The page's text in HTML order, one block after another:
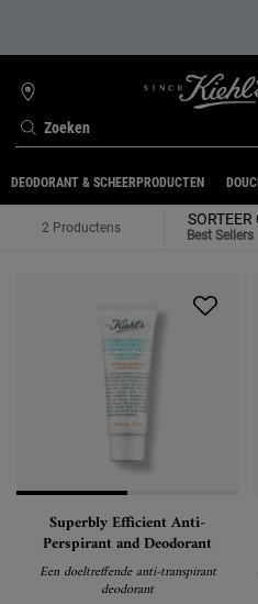
Zoeken
WINKELZOEKER
DEODORANT & SCHEERPRODUCTEN
2 Productens SORTEER
Superbly Efficient Anti-
Perspirant and Deodorant
Een doeltreffende anti-transpirant
deodorant